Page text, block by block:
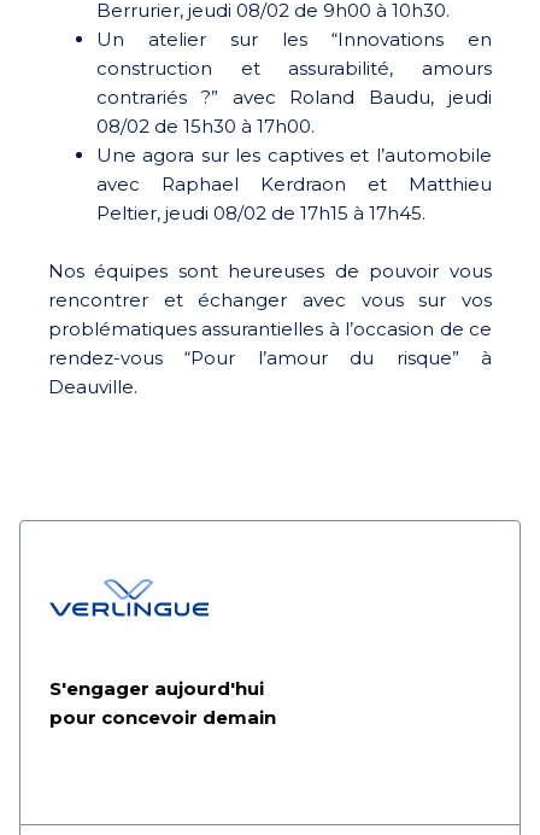
Berrurier, jeudi 08/02 de 9h00 à 10h30.
Un atelier sur les “Innovations en
construction et assurabilité, amours
contrariés ?” avec Roland Baudu, jeudi
08/02 de 15h30 à 17h00.
Une agora sur les captives et l’automobile
avec Raphael Kerdraon et Matthieu
Peltier, jeudi 08/02 de 17h15 à 17h45.
Nos équipes sont heureuses de pouvoir vous
rencontrer et échanger avec vous sur vos
problématiques assurantielles à l’occasion de ce
rendez-vous “Pour l’amour du risque” à
Deauville.
S'engager aujourd'hui
pour concevoir demain